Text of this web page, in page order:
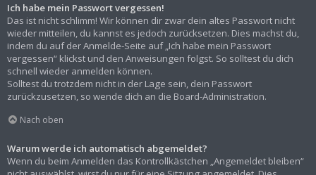
Ich habe mein Passwort vergessen!
Das ist nicht schlimm! Wir können dir zwar dein altes Passwort nicht
wieder mitteilen, du kannst es jedoch zurücksetzen. Dies machst du,
indem du auf der Anmelde-Seite auf „Ich habe mein Passwort
vergessen“ klickst und den Anweisungen folgst. So solltest du dich
schnell wieder anmelden können.
Solltest du trotzdem nicht in der Lage sein, dein Passwort
zurückzusetzen, so wende dich an die Board-Administration.
Nach oben
Warum werde ich automatisch abgemeldet?
Wenn du beim Anmelden das Kontrollkästchen „Angemeldet bleiben“